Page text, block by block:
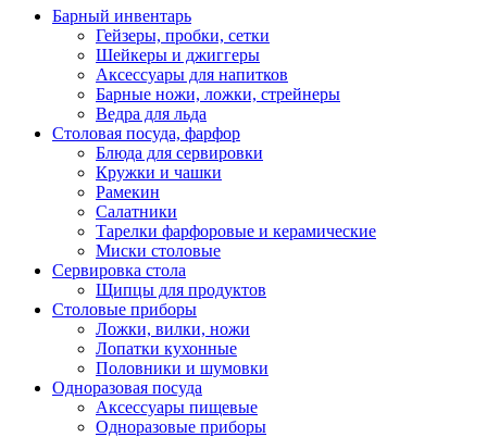
Барный инвентарь
Гейзеры, пробки, сетки
Шейкеры и джиггеры
Аксессуары для напитков
Барные ножи, ложки, стрейнеры
Ведра для льда
Столовая посуда, фарфор
Блюда для сервировки
Кружки и чашки
Рамекин
Салатники
Тарелки фарфоровые и керамические
Миски столовые
Сервировка стола
Щипцы для продуктов
Столовые приборы
Ложки, вилки, ножи
Лопатки кухонные
Половники и шумовки
Одноразовая посуда
Аксессуары пищевые
Одноразовые приборы